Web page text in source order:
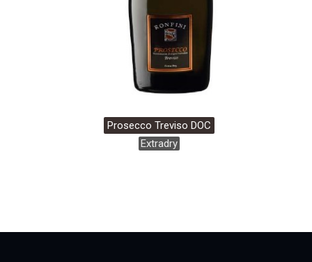
Prosecco Treviso DOC
Extradry